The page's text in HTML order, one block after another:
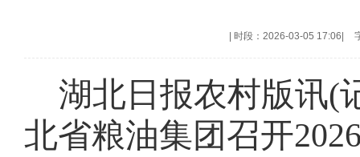
时段：2026-03-05 17:06
湖北日报农村版讯(
北省粮油集团召开